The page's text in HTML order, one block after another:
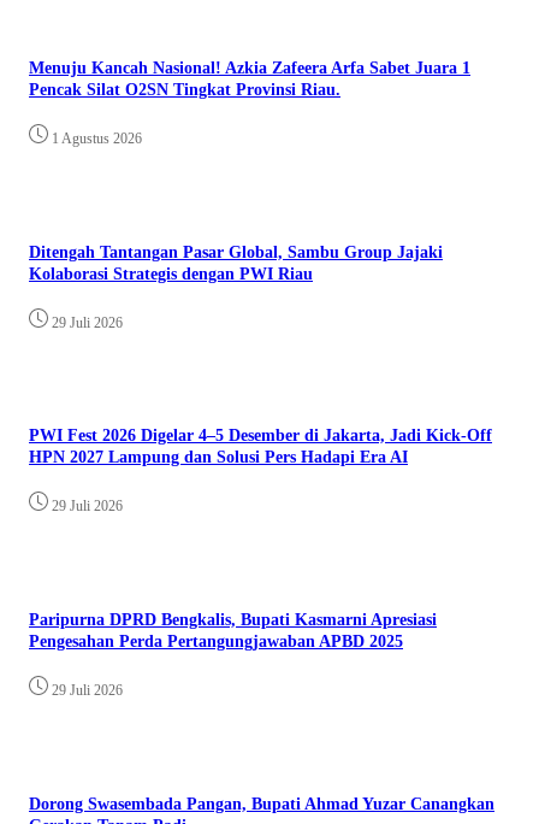
Menuju Kancah Nasional! Azkia Zafeera Arfa Sabet Juara 1
Pencak Silat O2SN Tingkat Provinsi Riau.
1 Agustus 2026
Ditengah Tantangan Pasar Global, Sambu Group Jajaki
Kolaborasi Strategis dengan PWI Riau
29 Juli 2026
PWI Fest 2026 Digelar 4–5 Desember di Jakarta, Jadi Kick-Off
HPN 2027 Lampung dan Solusi Pers Hadapi Era AI
29 Juli 2026
Paripurna DPRD Bengkalis, Bupati Kasmarni Apresiasi
Pengesahan Perda Pertangungjawaban APBD 2025
29 Juli 2026
Dorong Swasembada Pangan, Bupati Ahmad Yuzar Canangkan